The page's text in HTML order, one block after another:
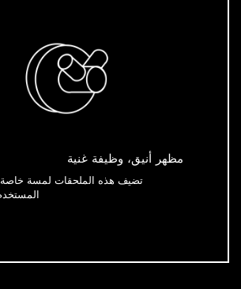
مظهر أنيق، وظيفة غنية
تضيف هذه الملحقات لمسة خاصة